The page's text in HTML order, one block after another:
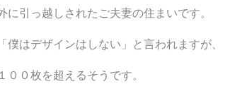
に引っ越しされたご夫妻の住まいです。
僕はデザインはしない」と言われますが、
０枚を超えるそうです。